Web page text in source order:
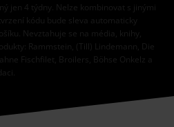
jen 4 týdny. Nelze kombinovat s jinými
kódu bude sleva automaticky
Nevztahuje se na média, knihy,
Rammstein, (Till) Lindemann, Die
Fischfilet, Broilers, Böhse Onkelz a